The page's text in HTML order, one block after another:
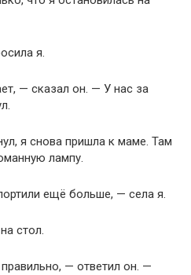
я.
— сказал он. — У нас за
я снова пришла к маме. Там
лампу.
ещё больше, — села я.
стол.
— ответил он. —